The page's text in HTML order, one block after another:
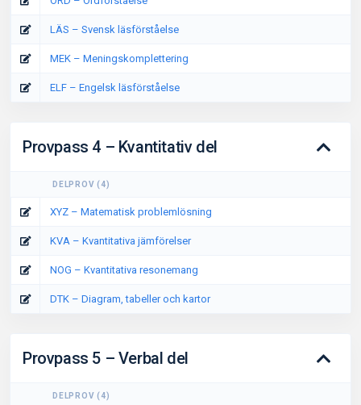
LÄS – Svensk läsförståelse
MEK – Meningskomplettering
ELF – Engelsk läsförståelse
Provpass 4 – Kvantitativ del
DELPROV (4)
XYZ – Matematisk problemlösning
KVA – Kvantitativa jämförelser
NOG – Kvantitativa resonemang
DTK – Diagram, tabeller och kartor
Provpass 5 – Verbal del
DELPROV (4)